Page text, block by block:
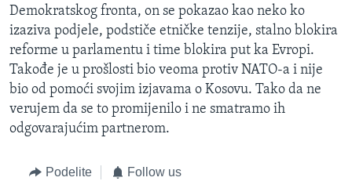
Demokratskog fronta, on se pokazao kao neko ko
izaziva podjele, podstiče etničke tenzije, stalno blokira
reforme u parlamentu i time blokira put ka Evropi.
Takođe je u prošlosti bio veoma protiv NATO-a i nije
bio od pomoći svojim izjavama o Kosovu. Tako da ne
verujem da se to promijenilo i ne smatramo ih
odgovarajućim partnerom.
Podelite Follow us